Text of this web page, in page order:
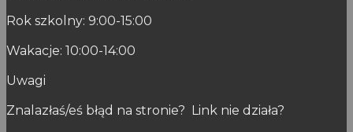
Rok szkolny: 9:00-15:00
Wakacje: 10:00-14:00
Uwagi
Znalazłaś/eś błąd na stronie? Link nie działa?